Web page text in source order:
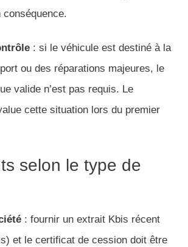
: si le véhicule est destiné à la
ou des réparations majeures, le
valide n’est pas requis. Le
cette situation lors du premier
selon le type de
: fournir un extrait Kbis récent
et le certificat de cession doit être